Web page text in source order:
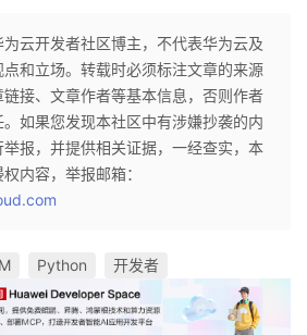
为云开发者社区博主，不代表华为云及
和立场。转载时必须标注文章的来源
链接、文章作者等基本信息，否则作者
如果您发现本社区中有涉嫌抄袭的内
报，并提供相关证据，一经查实，本
内容，举报邮箱：
Python 开发者